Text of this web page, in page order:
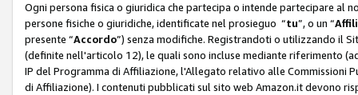
Ogni persona fisica o giuridica che partecipa o intende partecipare al
persone fisiche o giuridiche, identificate nel prosieguo “tu”, o un “
presente “Accordo”) senza modifiche. Registrandoti o utilizzando il
(definite nell'articolo 12), le quali sono incluse mediante riferimento
IP del Programma di Affiliazione, l'Allegato relativo alle Commissioni
di Affiliazione). I contenuti pubblicati sul sito web Amazon.it devono